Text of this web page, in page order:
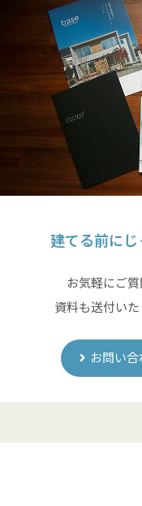
建てる前に
お気軽にご
資料も送付いた
お問い